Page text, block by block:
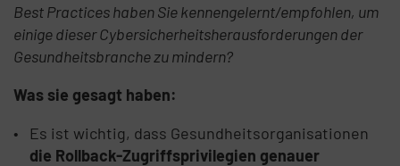
Best Practices haben Sie kennengelernt/empfohlen, um
einige dieser Cybersicherheitsherausforderungen der
Gesundheitsbranche zu mindern?
Was sie gesagt haben:
Es ist wichtig, dass Gesundheitsorganisationen
die Rollback-Zugriffsprivilegien genauer